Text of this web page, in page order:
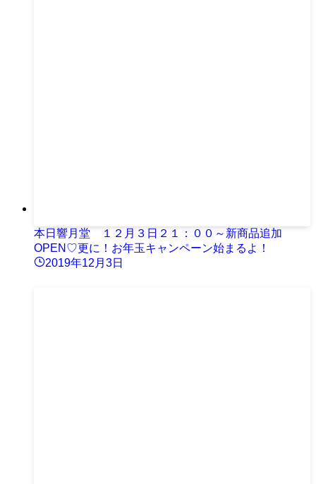
本日響月堂 １２月３日２１：００～新商品追加
OPEN♡更に！お年玉キャンペーン始まるよ！
2019年12月3日